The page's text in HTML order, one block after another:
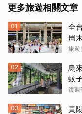
更多旅遊相關文章
01
全
周
旅遊
02
烏
蚊
喝
鏡週
03
貴